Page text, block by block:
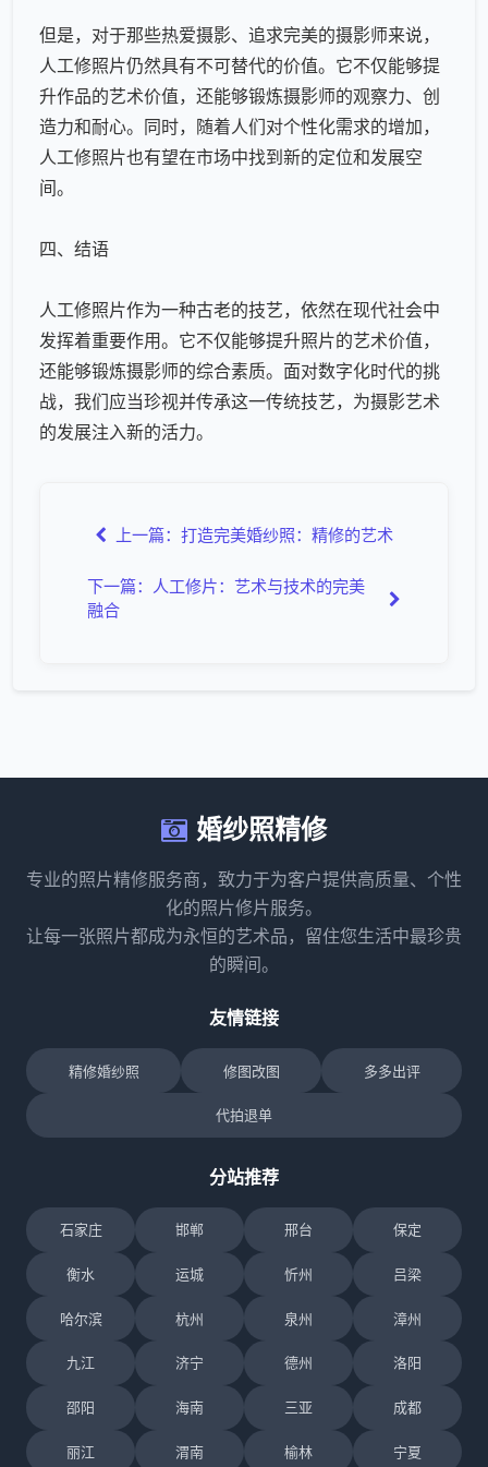
但是，对于那些热爱摄影、追求完美的摄影师来说，
人工修照片仍然具有不可替代的价值。它不仅能够提
升作品的艺术价值，还能够锻炼摄影师的观察力、创
造力和耐心。同时，随着人们对个性化需求的增加，
人工修照片也有望在市场中找到新的定位和发展空
间。
四、结语
人工修照片作为一种古老的技艺，依然在现代社会中
发挥着重要作用。它不仅能够提升照片的艺术价值，
还能够锻炼摄影师的综合素质。面对数字化时代的挑
战，我们应当珍视并传承这一传统技艺，为摄影艺术
的发展注入新的活力。
上一篇：打造完美婚纱照：精修的艺术
下一篇：人工修片：艺术与技术的完美
融合
婚纱照精修
专业的照片精修服务商，致力于为客户提供高质量、个性
化的照片修片服务。
让每一张照片都成为永恒的艺术品，留住您生活中最珍贵
的瞬间。
友情链接
精修婚纱照 修图改图 多多出评
代拍退单
分站推荐
石家庄 邯郸 邢台 保定
衡水 运城 忻州 吕梁
哈尔滨 杭州 泉州 漳州
九江 济宁 德州 洛阳
邵阳 海南 三亚 成都
丽江 渭南 榆林 宁夏